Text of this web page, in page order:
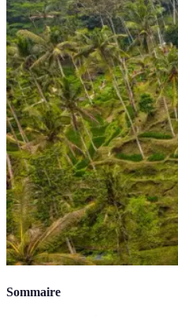
Sommaire